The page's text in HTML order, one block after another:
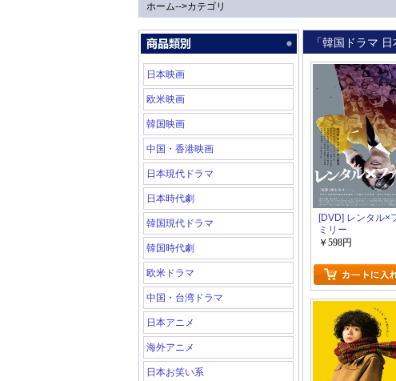
ホーム-->カテゴリ
日本映画
欧米映画
韓国映画
中国・香港映画
日本現代ドラマ
日本時代劇
韓国現代ドラマ
韓国時代劇
欧米ドラマ
中国・台湾ドラマ
日本アニメ
海外アニメ
日本お笑い系
「韓国ドラマ
[DVD] レンタル×
ミリー
￥598円